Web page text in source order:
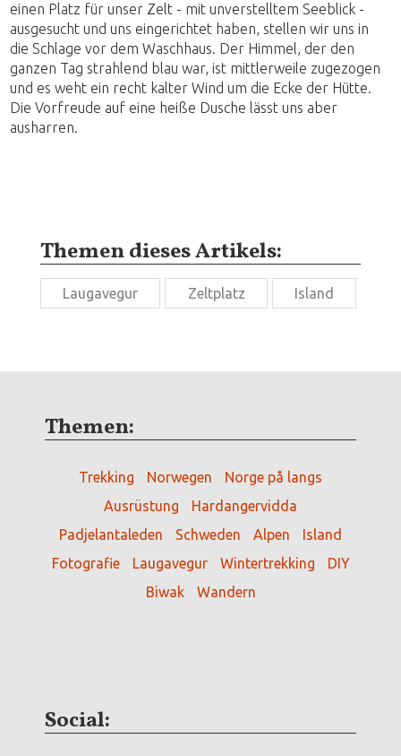
einen Platz für unser Zelt - mit unverstelltem Seeblick -
ausgesucht und uns eingerichtet haben, stellen wir uns in
die Schlage vor dem Waschhaus. Der Himmel, der den
ganzen Tag strahlend blau war, ist mittlerweile zugezogen
und es weht ein recht kalter Wind um die Ecke der Hütte.
Die Vorfreude auf eine heiße Dusche lässt uns aber
ausharren.
Themen dieses Artikels:
Laugavegur Zeltplatz Island
Themen:
Trekking Norwegen
Norge på langs
Ausrüstung
Hardangervidda
Padjelantaleden
Schweden Alpen
Island
Fotografie
Laugavegur Wintertrekking
DIY
Biwak
Wandern
Social: